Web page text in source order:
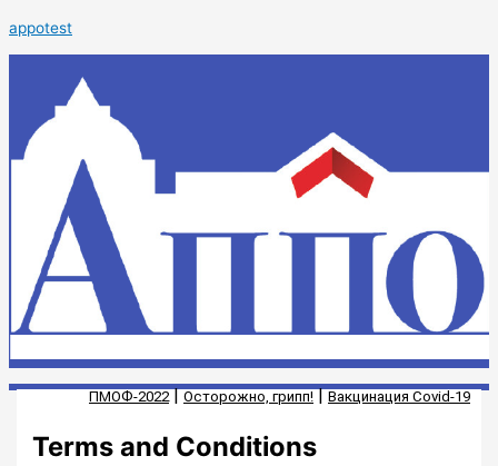
к
содержимому
appotest
ПМОФ-2022|Осторожно, грипп!|Вакцинация Covid-19
Terms and Conditions